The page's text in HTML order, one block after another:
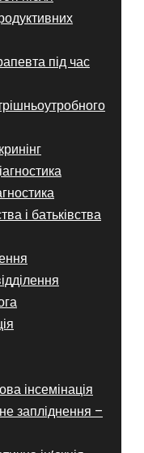
під час
і батьківства
інсемінація
запліднення –